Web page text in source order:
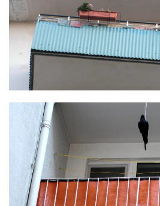
KLICKE HIER
KLICKE HIER